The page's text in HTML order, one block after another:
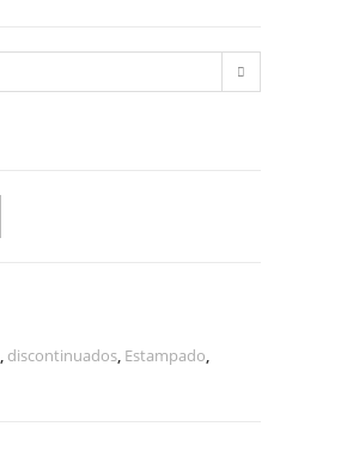
, discontinuados, Estampado,